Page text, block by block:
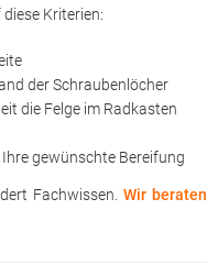
Kriterien:
der Schraubenlöcher
die Felge im Radkasten
gewünschte Bereifung
Fachwissen. Wir beraten